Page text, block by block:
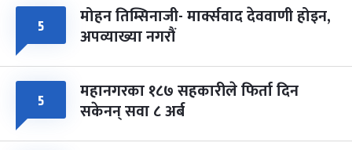
५ मोहन तिम्सिनाजी- मार्क्सवाद देववाणी होइन,
अपव्याख्या नगरौं
५ महानगरका १८७ सहकारीले फिर्ता दिन
सकेनन् सवा ८ अर्ब